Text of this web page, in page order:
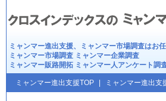
ミャンマー進出支援、 ミャンマー市場調査はお任
ミャンマー市場調査 ミャンマー企業調査
ミャンマー販路開拓 ミャンマー人アンケート調
ミャンマー進出支援TOP ミャンマー進出支